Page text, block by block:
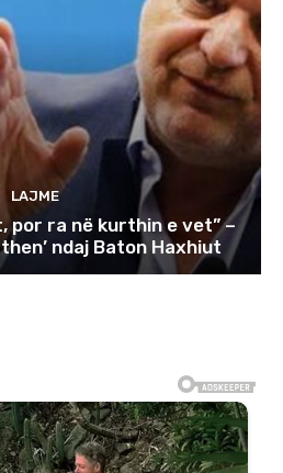
LAJME
por ra në kurthin e vet” –
ndaj Baton Haxhiut